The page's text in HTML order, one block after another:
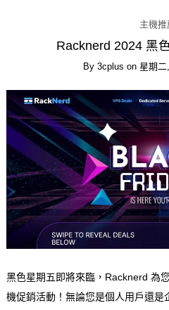
主機推
Racknerd 2024 黑
By 3cplus on 星期
黑色星期五即將來臨，Racknerd 為
機促銷活動！無論您是個人用戶還是